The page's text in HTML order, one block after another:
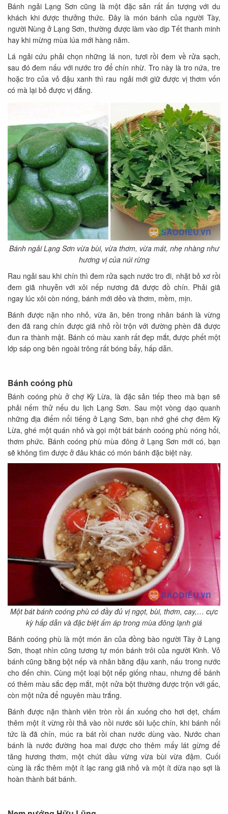
Bánh ngải Lạng Sơn cũng là một đặc sản rất ấn tượng với du
khách khi được thưởng thức. Đây là món bánh của người Tày,
người Nùng ở Lạng Sơn, thường được làm vào dịp Tết thanh minh
hay khi mừng mùa lúa mới hàng năm.
Lá ngải cứu phải chọn những lá non, tươi rồi đem về rửa sạch,
sau đó đem nấu với nước tro để chín nhừ. Tro này là tro nứa, tre
hoặc tro của vỏ đậu xanh thì rau ngải mới giữ được vị thơm vốn
có mà lại bỏ được vị đắng.
Bánh ngải Lạng Sơn vừa bùi, vừa thơm, vừa mát, nhẹ nhàng như
hương vị của núi rừng
Rau ngải sau khi chín thì đem rửa sạch nước tro đi, nhặt bỏ xơ rồi
đem giã nhuyễn với xôi nếp nương đã được đồ chín. Phải giã
ngay lúc xôi còn nóng, bánh mới dẻo và thơm, mềm, mịn.
Bánh được nặn nho nhỏ, vừa ăn, bên trong nhân bánh là vừng
đen đã rang chín được giã nhỏ rồi trộn với đường phèn đã được
đun ra thành mật. Bánh có màu xanh rất đẹp mắt, được phết một
lớp sáp ong bên ngoài trông rất bóng bẩy, hấp dẫn.
Bánh coóng phù
Bánh coóng phù ở chợ Kỳ Lừa, là đặc sản tiếp theo mà bạn sẽ
phải nếm thử nếu du lịch Lạng Sơn. Sau một vòng dạo quanh
những địa điểm nổi tiếng ở Lạng Sơn, bạn nhớ ghé chợ đêm Kỳ
Lừa, ghé một quán nhỏ và gọi một bát bánh coóng phù nóng hổi,
thơm phức. Bánh coóng phù mùa đông ở Lạng Sơn mới có, bạn
sẽ không tìm được ở đâu khác có món bánh đặc biệt này.
Một bát bánh coóng phù có đầy đủ vị ngọt, bùi, thơm, cay,… cực
kỳ hấp dẫn và đặc biệt ấm áp trong mùa đông lạnh giá
Bánh coóng phù là một món ăn của đồng bào người Tày ở Lạng
Sơn, thoạt nhìn cũng tương tự món bánh trôi của người Kinh. Vỏ
bánh cũng bằng bột nếp và nhân bằng đậu xanh, nấu trong nước
cho đến chin. Cùng một loại bột nếp giống nhau, nhưng để bánh
có thêm màu sắc đẹp mắt, một nửa bột thường được trộn với gấc,
còn một nửa để nguyên màu trắng.
Bánh được nặn thành viên tròn rồi ấn xuống cho hơi dẹt, chấm
thêm một ít vừng rồi thả vào nồi nước sôi luộc chín, khi bánh nổi
tức là đã chín, múc ra bát rồi chan nước dùng vào. Nước chan
bánh là nước đường hoa mai được cho thêm mấy lát gừng để
tăng hương thơm, một chút dầu vừng vừa bùi vừa đậm. Cuối
cùng là rắc thêm một ít lạc rang giã nhỏ và một ít dừa nạo sợi là
hoàn thành bát bánh.